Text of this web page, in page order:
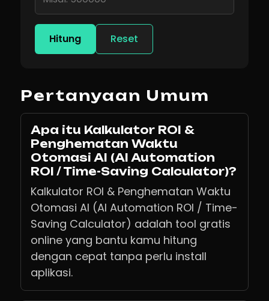
Hitung Reset
Pertanyaan Umum
Apa itu Kalkulator ROI &
Penghematan Waktu
Otomasi AI (AI Automation
ROI / Time-Saving Calculator)?
Kalkulator ROI & Penghematan Waktu
Otomasi AI (AI Automation ROI / Time-
Saving Calculator) adalah tool gratis
online yang bantu kamu hitung
dengan cepat tanpa perlu install
aplikasi.